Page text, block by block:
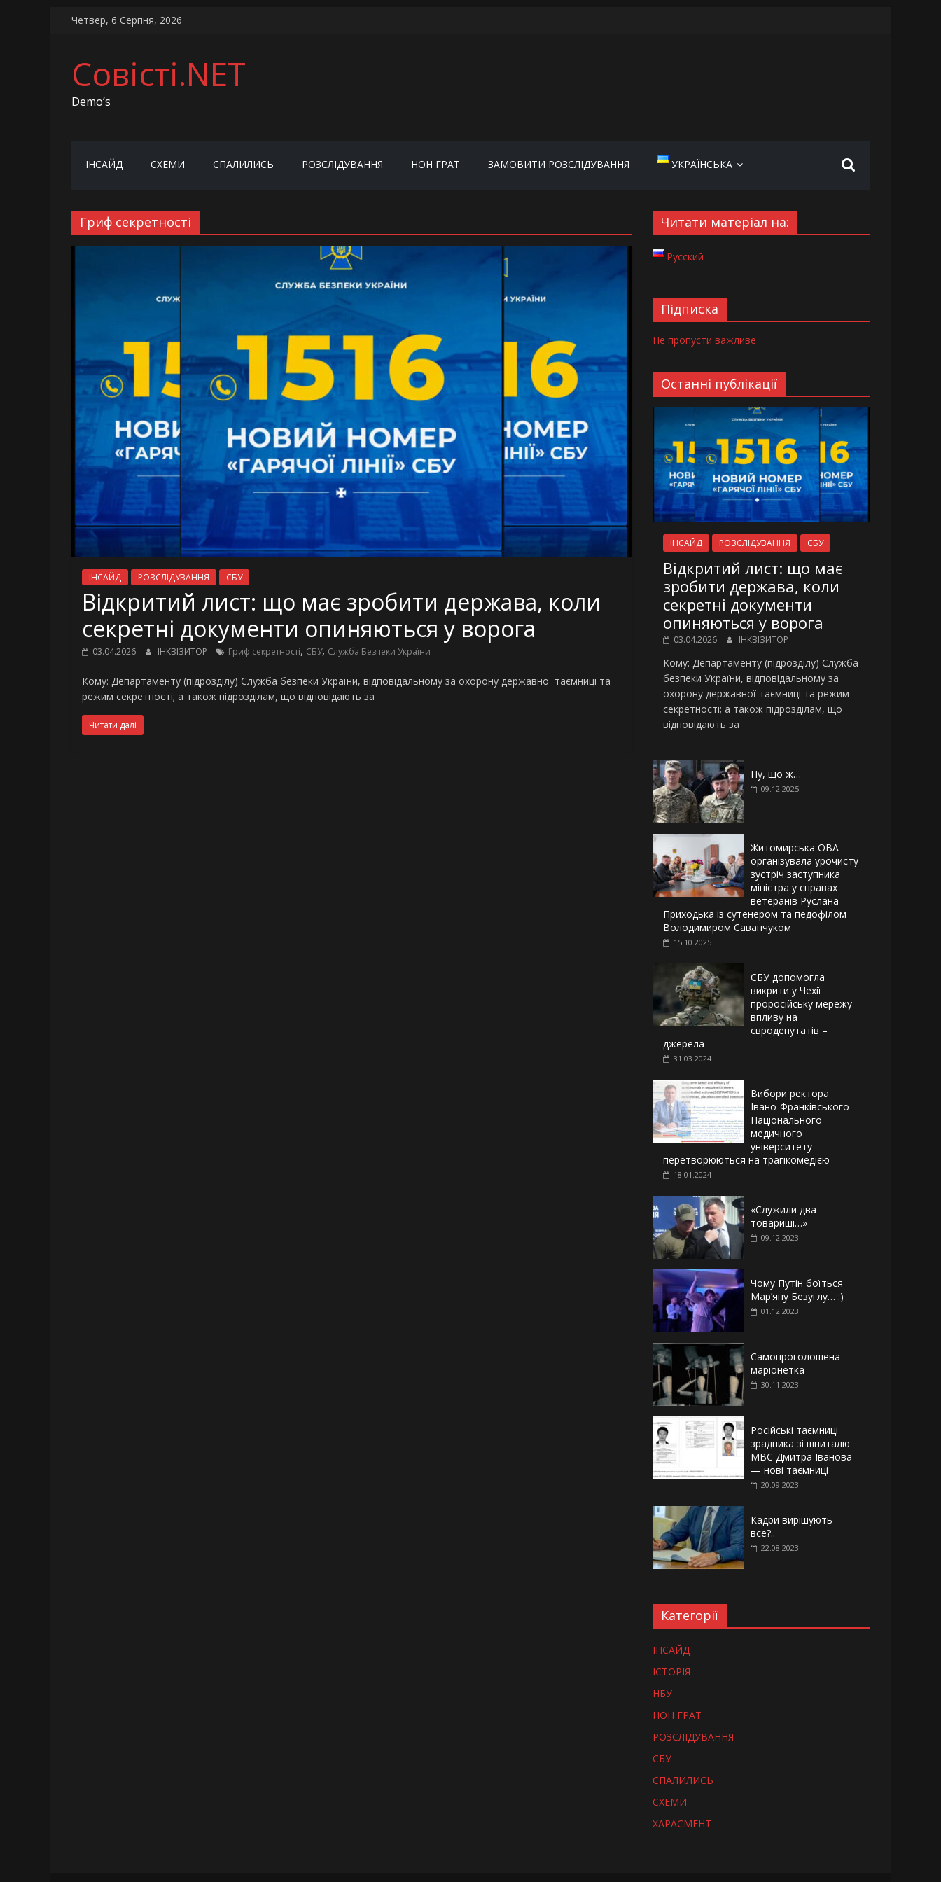
SkipЧетвер, 6 Серпня, 2026
Совісті.NET
Demo’s
ІНСАЙД СХЕМИ СПАЛИЛИСЬ РОЗСЛІДУВАННЯ НОН ГРАТ ЗАМОВИТИ РОЗСЛІДУВАННЯ УКРАЇНСЬКА
Гриф секретності
ІНСАЙД РОЗСЛІДУВАННЯ СБУ
Відкритий лист: що має зробити держава, коли
секретні документи опиняються у ворога
03.04.2026 ІНКВІЗИТОР Гриф секретності, СБУ, Служба Безпеки України
Кому: Департаменту (підрозділу) Служба безпеки України, відповідальному за охорону державної таємниці та
режим секретності; а також підрозділам, що відповідають за
Читати далі
Читати матеріал на:
Русский
Підписка
Не пропусти важливе
Останні публікації
ІНСАЙД РОЗСЛІДУВАННЯ СБУ
Відкритий лист: що має
зробити держава, коли
секретні документи
опиняються у ворога
03.04.2026 ІНКВІЗИТОР
Кому: Департаменту (підрозділу) Служба
безпеки України, відповідальному за
охорону державної таємниці та режим
секретності; а також підрозділам, що
відповідають за
Ну, що ж…
09.12.2025
Житомирська ОВА
організувала урочисту
зустріч заступника
міністра у справах
ветеранів Руслана
Приходька із сутенером та педофілом
Володимиром Саванчуком
15.10.2025
СБУ допомогла
викрити у Чехії
проросійську мережу
впливу на
євродепутатів –
джерела
31.03.2024
Вибори ректора
Івано-Франківського
Національного
медичного
університету
перетворюються на трагікомедією
18.01.2024
«Служили два
товариші…»
09.12.2023
Чому Путін боїться
Мар’яну Безуглу… :)
01.12.2023
Самопроголошена
маріонетка
30.11.2023
Російські таємниці
зрадника зі шпиталю
МВС Дмитра Іванова
— нові таємниці
20.09.2023
Кадри вирішують
все?..
22.08.2023
Категорії
ІНСАЙД
ІСТОРІЯ
НБУ
НОН ГРАТ
РОЗСЛІДУВАННЯ
СБУ
СПАЛИЛИСЬ
СХЕМИ
ХАРАСМЕНТ